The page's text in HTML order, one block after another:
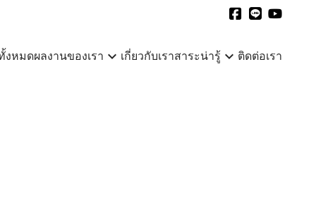
งหมดผลงานของเรา expand_more เกี่ยวกับเราสาระน่ารู้ expand_more ติดต่อเรา